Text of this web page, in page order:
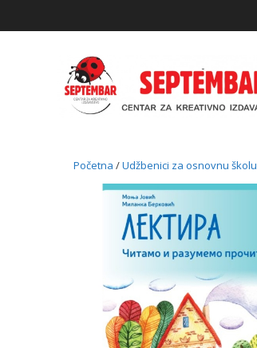
to
Početna /Udžbenici za osnovnu školu